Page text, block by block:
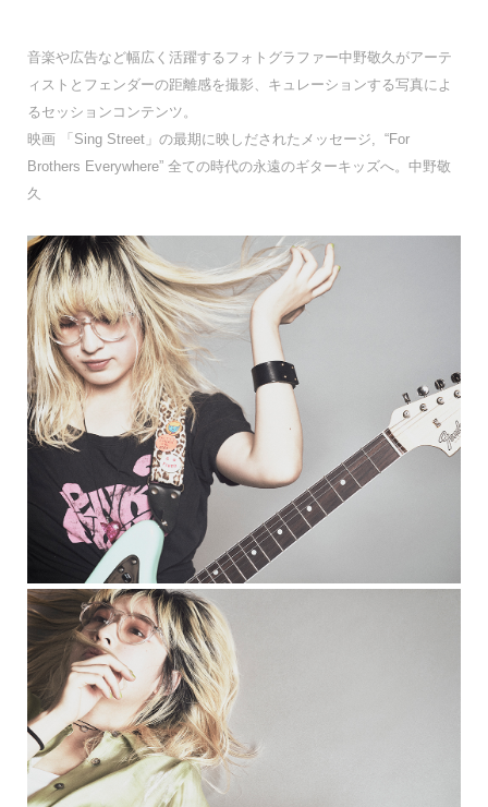
音楽や広告など幅広く活躍するフォトグラファー中野敬久がアーテ
ィストとフェンダーの距離感を撮影、キュレーションする写真によ
るセッションコンテンツ。
映画 「Sing Street」の最期に映しだされたメッセージ, “For
Brothers Everywhere” 全ての時代の永遠のギターキッズへ。中野敬
久